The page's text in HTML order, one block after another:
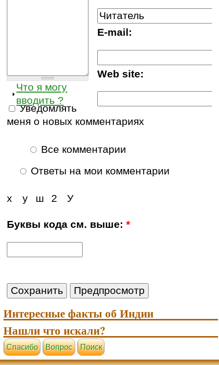
E-mail:
Web site:
Что я могу
вводить ?
Уведомлять
меня о новых комментариях
Все комментарии
Ответы на мои комментарии
у
х У
2
ш
Буквы кода см. выше:*
Интересные факты об Индии
Нашли что искали?
Cпасибо Вопрос Поиск